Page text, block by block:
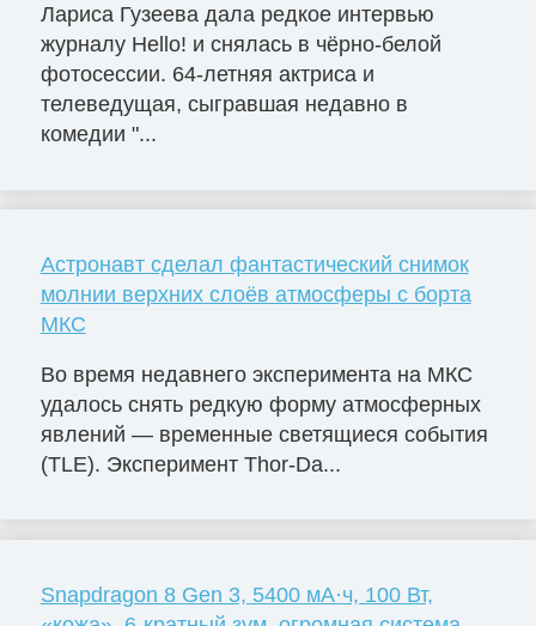
Лариса Гузеева дала редкое интервью
журналу Hello! и снялась в чёрно-белой
фотосессии. 64-летняя актриса и
телеведущая, сыгравшая недавно в
комедии "...
Астронавт сделал фантастический снимок
молнии верхних слоёв атмосферы с борта
МКС
Во время недавнего эксперимента на МКС
удалось снять редкую форму атмосферных
явлений — временные светящиеся события
(TLE). Эксперимент Thor-Da...
Snapdragon 8 Gen 3, 5400 мА·ч, 100 Вт,